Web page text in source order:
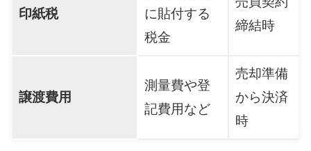
印紙税
に貼付する
税金
締結時
譲渡費用
測量費や登
記費用など
売却準備
から決済
時